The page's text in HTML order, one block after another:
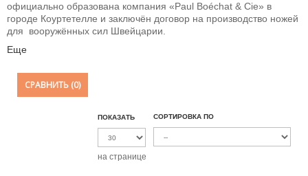
официально образована компания «Paul Boéchat & Cie» в
городе Коуртетелле и заключён договор на производство ножей
для вооружённых сил Швейцарии.
Еще
СРАВНИТЬ (0)
СОРТИРОВКА ПО
ПОКАЗАТЬ
на странице